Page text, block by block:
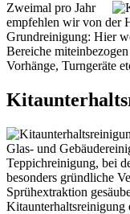
Zweimal pro Jahr
empfehlen wir von der
Grundreinigung: Hier
Bereiche
Vorhänge, Turngeräte
Glas- und
Teppichreinigung, bei
besonders gründliche
Sprühextraktion
Kitaunterhaltsreinigung